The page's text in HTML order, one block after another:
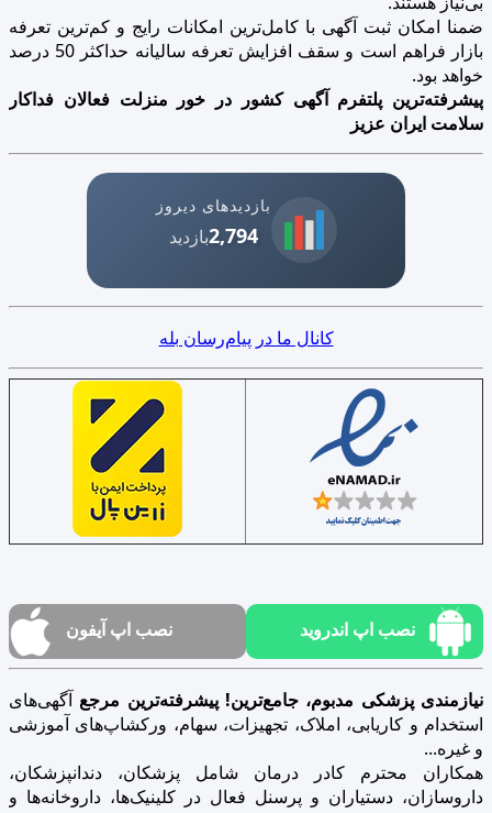
ضمنا امکان ثبت آگهی با کامل‌ترین امکانات رایج و کم‌ترین تعرفه
بازار فراهم است و سقف افزایش تعرفه سالیانه حداکثر 50 درصد
خواهد بود.
پیشرفته‌ترین پلتفرم آگهی کشور در خور منزلت فعالان فداکار
سلامت ایران عزیز
بازدیدهای دیروز
2,794بازدید
کانال ما در پیام‌رسان بله
نصب اپ اندروید نصب اپ آیفون
نیازمندی پزشکی مدبوم، جامع‌ترین! پیشرفته‌ترین مرجع آگهی‌های
استخدام و کاریابی، املاک، تجهیزات، سهام، ورکشاپ‌های آموزشی
و غیره...
همکاران محترم کادر درمان شامل پزشکان، دندانپزشکان،
داروسازان، دستیاران و پرسنل فعال در کلینیک‌ها، داروخانه‌ها و